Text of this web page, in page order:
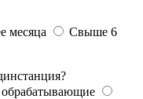
месяца
Свыше 6